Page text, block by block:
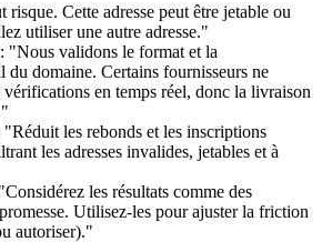
Cette adresse peut être jetable ou
utiliser une autre adresse."
"Nous validons le format et la
du domaine. Certains fournisseurs ne
vérifications en temps réel, donc la livraison
les rebonds et les inscriptions
les adresses invalides, jetables et à
les résultats comme des
Utilisez-les pour ajuster la friction
autoriser)."